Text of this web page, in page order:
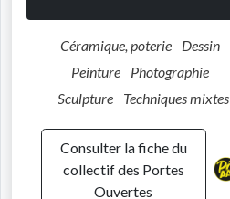
Céramique, poterie
Dessin
Peinture
Photographie
Sculpture
Techniques mixtes
Consulter la fiche du
collectif des Portes
Ouvertes